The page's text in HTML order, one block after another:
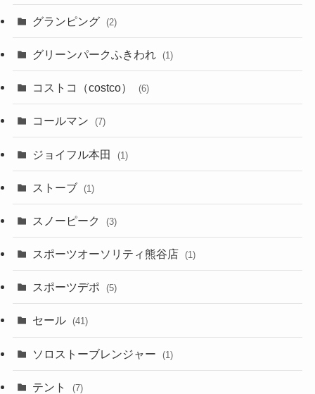
グランピング (2)
グリーンパークふきわれ (1)
コストコ（costco） (6)
コールマン (7)
ジョイフル本田 (1)
ストーブ (1)
スノーピーク (3)
スポーツオーソリティ熊谷店 (1)
スポーツデポ (5)
セール (41)
ソロストーブレンジャー (1)
テント (7)